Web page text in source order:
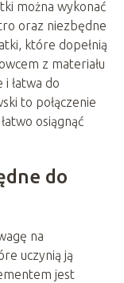
można wykonać
oraz niezbędne
które dopełnią
z materiału
łatwa do
to połączenie
osiągnąć
do
na
uczynią ją
jest